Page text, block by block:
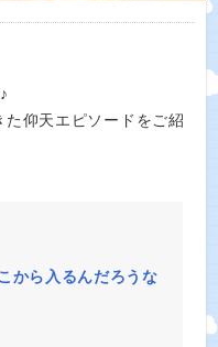
仰天エピソードをご紹
から入るんだろうな